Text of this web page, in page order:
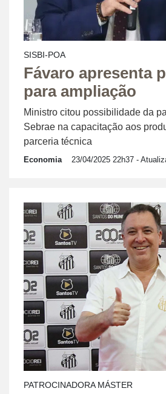
SISBI-POA
Fávaro apresenta
para ampliação
Ministro citou possibilidade da
Sebrae na capacitação aos
parceria técnica
Economia 23/04/2025 22h37 -
PATROCINADORA MÁSTER